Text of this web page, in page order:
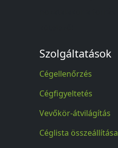
Szolgáltatások
Cégellenőrzés
Cégfigyeltetés
Vevőkör-átvilágítás
Céglista összeállítása